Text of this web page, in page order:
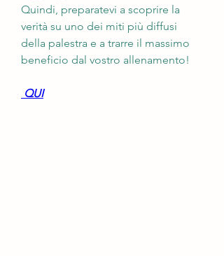
Quindi, preparatevi a scoprire la
verità su uno dei miti più diffusi
della palestra e a trarre il massimo
beneficio dal vostro allenamento!
QUI